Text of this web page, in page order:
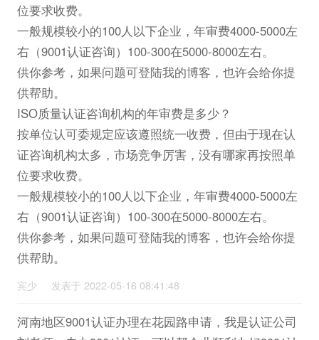
位要求收费。
一般规模较小的100人以下企业，年审费4000-5000左
右（9001认证咨询）100-300在5000-8000左右。
供你参考，如果问题可登陆我的博客，也许会给你提
供帮助。
ISO质量认证咨询机构的年审费是多少？
按单位认可委规定应该遵照统一收费，但由于现在认
证咨询机构太多，市场竞争厉害，没有哪家再按照单
位要求收费。
一般规模较小的100人以下企业，年审费4000-5000左
右（9001认证咨询）100-300在5000-8000左右。
供你参考，如果问题可登陆我的博客，也许会给你提
供帮助。
宾少 发表于 2022-05-16 08:41:48
河南地区9001认证办理在花园路申请，我是认证公司